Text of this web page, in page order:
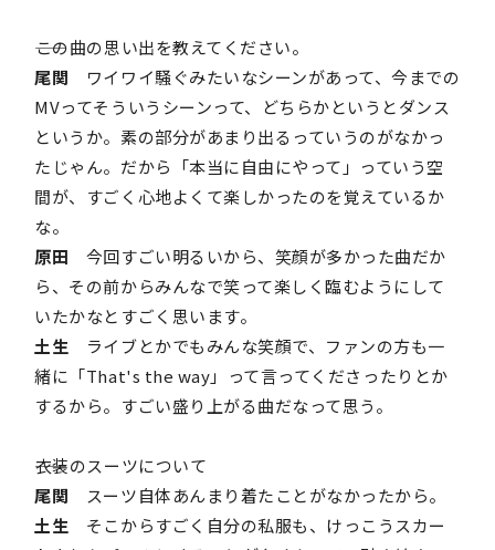
――この曲の思い出を教えてください。
尾関 ワイワイ騒ぐみたいなシーンがあって、今までの
MVってそういうシーンって、どちらかというとダンス
というか。素の部分があまり出るっていうのがなかっ
たじゃん。だから「本当に自由にやって」っていう空
間が、すごく心地よくて楽しかったのを覚えているか
な。
原田 今回すごい明るいから、笑顔が多かった曲だか
ら、その前からみんなで笑って楽しく臨むようにして
いたかなとすごく思います。
土生 ライブとかでもみんな笑顔で、ファンの方も一
緒に「That's the way」って言ってくださったりとか
するから。すごい盛り上がる曲だなって思う。
――衣装のスーツについて
尾関 スーツ自体あんまり着たことがなかったから。
土生 そこからすごく自分の私服も、けっこうスカー